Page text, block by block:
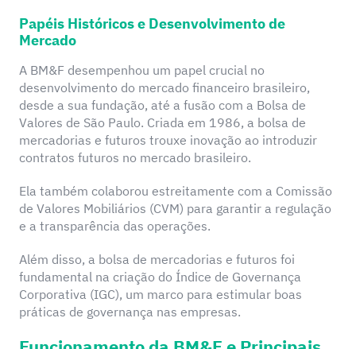
Papéis Históricos e Desenvolvimento de
Mercado
A BM&F desempenhou um papel crucial no
desenvolvimento do mercado financeiro brasileiro,
desde a sua fundação, até a fusão com a Bolsa de
Valores de São Paulo. Criada em 1986, a bolsa de
mercadorias e futuros trouxe inovação ao introduzir
contratos futuros no mercado brasileiro.
Ela também colaborou estreitamente com a Comissão
de Valores Mobiliários (CVM) para garantir a regulação
e a transparência das operações.
Além disso, a bolsa de mercadorias e futuros foi
fundamental na criação do Índice de Governança
Corporativa (IGC), um marco para estimular boas
práticas de governança nas empresas.